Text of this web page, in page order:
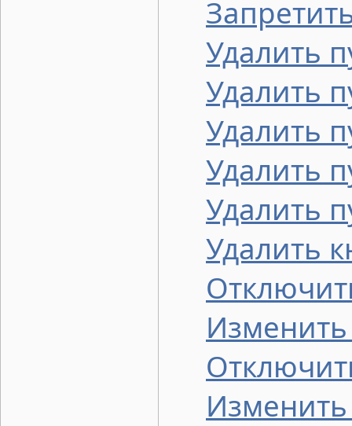
Удалить
Удалить
Удалить
Удалить
Удалить
Удалить
Изменить